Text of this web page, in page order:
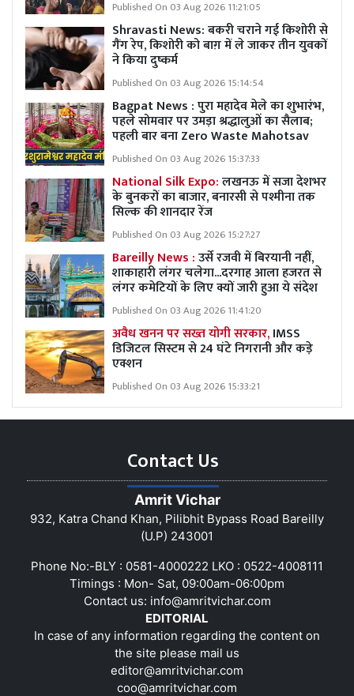
Published On 03 Aug 2026 11:21:05
Shravasti News: बकरी चराने गई किशोरी से
गैंग रेप, किशोरी को बाग़ में ले जाकर तीन युवकों
ने किया दुष्कर्म
Published On 03 Aug 2026 15:14:54
Bagpat News : पुरा महादेव मेले का शुभारंभ,
पहले सोमवार पर उमड़ा श्रद्धालुओं का सैलाब;
पहली बार बना Zero Waste Mahotsav
Published On 03 Aug 2026 15:37:33
National Silk Expo:लखनऊ में सजा देशभर
के बुनकरों का बाजार, बनारसी से पश्मीना तक
सिल्क की शानदार रेंज
Published On 03 Aug 2026 15:27:27
Bareilly News :उर्से रजवी में बिरयानी नहीं,
शाकाहारी लंगर चलेगा...दरगाह आला हजरत से
लंगर कमेटियों के लिए क्यों जारी हुआ ये संदेश
Published On 03 Aug 2026 11:41:20
अवैध खनन पर सख्त योगी सरकार,IMSS
डिजिटल सिस्टम से 24 घंटे निगरानी और कड़े
एक्शन
Published On 03 Aug 2026 15:33:21
Contact Us
Amrit Vichar
932, Katra Chand Khan, Pilibhit Bypass Road Bareilly
(U.P) 243001
Phone No:-BLY : 0581-4000222 LKO : 0522-4008111
Timings : Mon- Sat, 09:00am-06:00pm
Contact us: info@amritvichar.com
EDITORIAL
In case of any information regarding the content on
the site please mail us
editor@amritvichar.com
coo@amritvichar.com